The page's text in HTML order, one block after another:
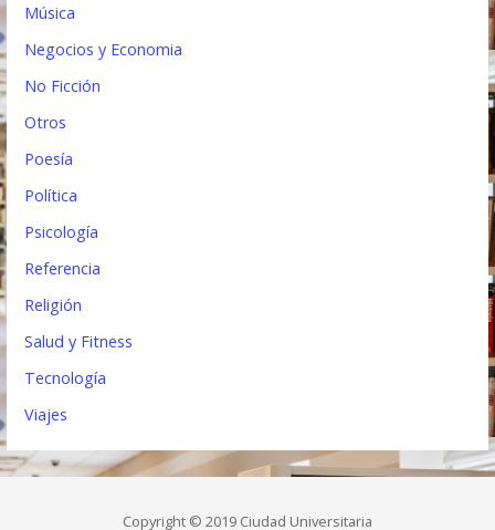
Música
Negocios y Economia
No Ficción
Otros
Poesía
Política
Psicología
Referencia
Religión
Salud y Fitness
Tecnología
Viajes
Copyright © 2019 Ciudad Universitaria